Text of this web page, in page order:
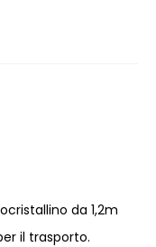
da 1,2m
il trasporto.